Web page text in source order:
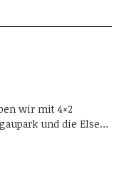
wir mit 4×2
und die Else…